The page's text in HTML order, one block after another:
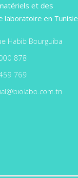
et des
laboratoire en Tunisie
Habib Bourguiba
878
769